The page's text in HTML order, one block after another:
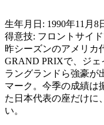
生年月日: 1990年11月8
得意技: フロントサイ
昨シーズンのアメリカ
GRAND PRIXで、ジェ
ラングランドら強豪が
マーク。今季の成績は
た日本代表の座だけに
い。